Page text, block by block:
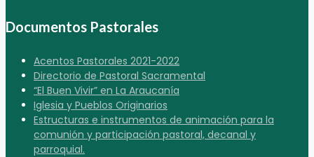
Documentos Pastorales
Acentos Pastorales 2021-2022
Directorio de Pastoral Sacramental
“El Buen Vivir” en La Araucanía
Iglesia y Pueblos Originarios
Estructuras e instrumentos de animación para la
comunión y participación pastoral, decanal y
parroquial.